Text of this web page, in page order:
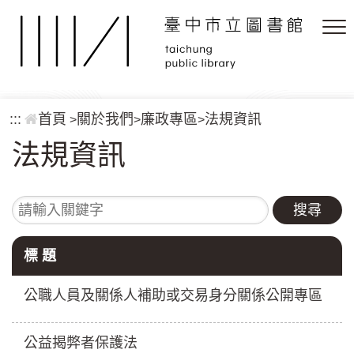
::: 首頁 >關於我們>廉政專區>法規資訊
法規資訊
請輸入關鍵字
標 題
公職人員及關係人補助或交易身分關係公開專區
公益揭弊者保護法